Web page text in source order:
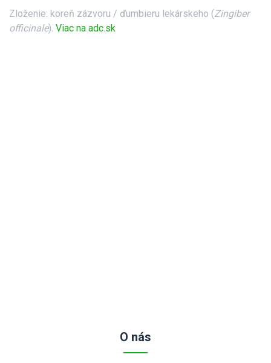
Zloženie: koreň zázvoru / ďumbieru lekárskeho (Zingiber
officinale). Viac na adc.sk
O nás